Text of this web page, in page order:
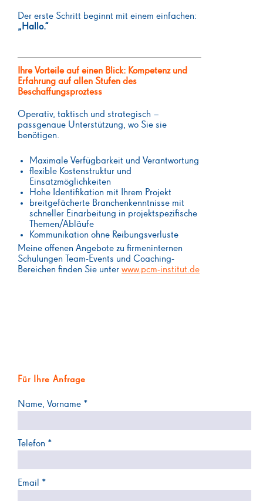
Der erste Schritt beginnt mit einem einfachen:
„Hallo.“
Ihre Vorteile auf einen Blick: Kompetenz und
Erfahrung auf allen Stufen des
Beschaffungsproztess
Operativ, taktisch und strategisch –
passgenaue Unterstützung, wo Sie sie
benötigen.
Maximale Verfügbarkeit und Verantwortung
flexible Kostenstruktur und
Einsatzmöglichkeiten
Hohe Identifikation mit Ihrem Projekt
breitgefächerte Branchenkenntnisse mit
schneller Einarbeitung in projektspezifische
Themen/Abläufe
Kommunikation ohne Reibungsverluste
Meine offenen Angebote zu firmeninternen
Schulungen Team-Events und Coaching-
Bereichen finden Sie unter www.pcm-institut.de
Für Ihre Anfrage
Name, Vorname *
Telefon *
Email *